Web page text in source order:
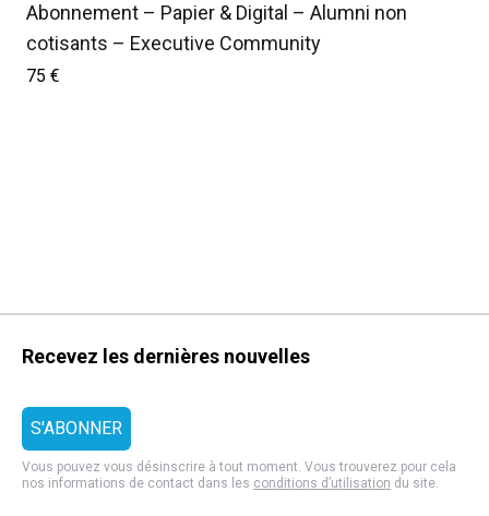
Abonnement – Papier & Digital – Alumni non
cotisants – Executive Community
75 €
Recevez les dernières nouvelles
Vous pouvez vous désinscrire à tout moment. Vous trouverez pour cela
nos informations de contact dans les conditions d’utilisation du site.